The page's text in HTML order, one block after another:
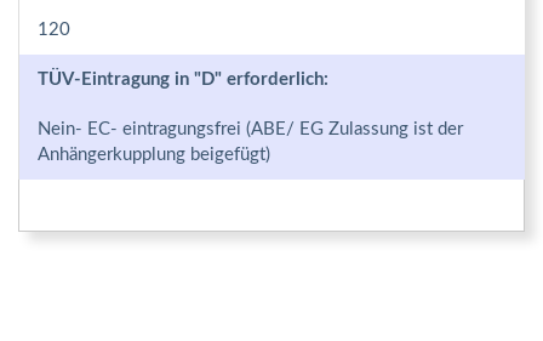
120
TÜV-Eintragung in "D" erforderlich:
Nein- EC- eintragungsfrei (ABE/ EG Zulassung ist der
Anhängerkupplung beigefügt)